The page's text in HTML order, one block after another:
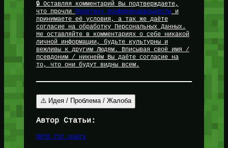
🔒 Оставляя комментарий Вы подтверждаете,
что прочли Политику Конфиденциальностии
принимаете её условия, а так же даёте
согласие на обработку Персональных Данных.
Не оставляйте в комментариях о себе никакой
личной информации, будьте культурны и
вежливы к другим Людям. Вписывая своё имя /
псевдоним / никнейм Вы даёте согласие на
то, что они будут видны всем.
⚠️ Идея / Проблема / Жалоба
Автор Статьи:
Пётр for_users